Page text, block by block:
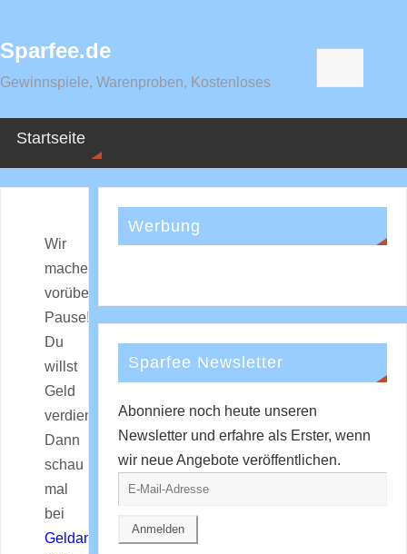
Sparfee.de
Gewinnspiele, Warenproben, Kostenloses
Startseite
Wir
machen
vorübergehend
Pause!
Du
willst
Geld
verdienen?
Dann
schau
mal
bei
Geldanlagen
Werbung
Sparfee Newsletter
Abonniere noch heute unseren
Newsletter und erfahre als Erster, wenn
wir neue Angebote veröffentlichen.